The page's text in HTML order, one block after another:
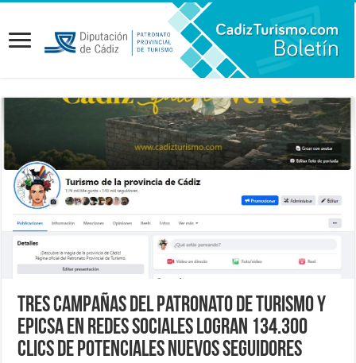
Tres campañas del Patronato de Turismo y
Epicsa en redes sociales logran 134.300
clics de potenciales nuevos seguidores